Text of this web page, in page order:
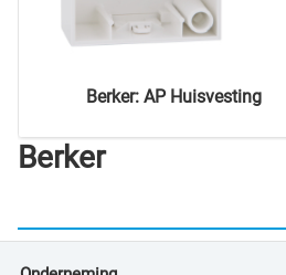
Berker: AP Huisvesting
Berker